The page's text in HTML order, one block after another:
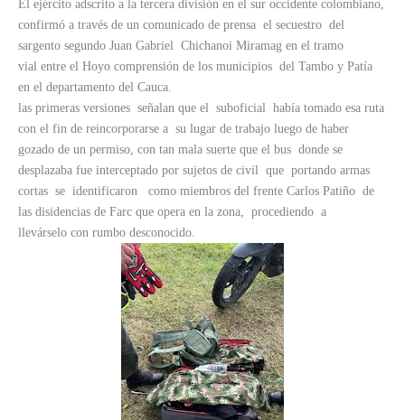
El ejército adscrito a la tercera división en el sur occidente colombiano,
confirmó a través de un comunicado de prensa el secuestro del
sargento segundo Juan Gabriel Chichanoi Miramag en el tramo
vial entre el Hoyo comprensión de los municipios del Tambo y Patía
en el departamento del Cauca.
las primeras versiones señalan que el suboficial había tomado esa ruta
con el fin de reincorporarse a su lugar de trabajo luego de haber
gozado de un permiso, con tan mala suerte que el bus donde se
desplazaba fue interceptado por sujetos de civil que portando armas
cortas se identificaron como miembros del frente Carlos Patiño de
las disidencias de Farc que opera en la zona, procediendo a
llevárselo con rumbo desconocido.